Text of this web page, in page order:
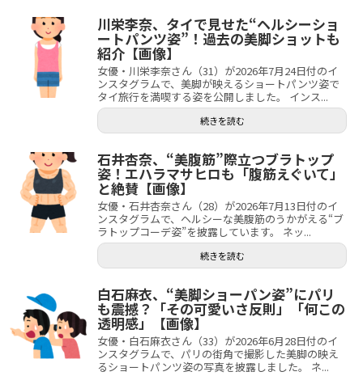
川栄李奈、タイで見せた“ヘルシーショ
ートパンツ姿”！過去の美脚ショットも
紹介【画像】
女優・川栄李奈さん（31）が2026年7月24日付のイ
ンスタグラムで、美脚が映えるショートパンツ姿で
タイ旅行を満喫する姿を公開しました。 インス...
続きを読む
石井杏奈、“美腹筋”際立つブラトップ
姿！エハラマサヒロも「腹筋えぐいて」
と絶賛【画像】
女優・石井杏奈さん（28）が2026年7月13日付のイ
ンスタグラムで、ヘルシーな美腹筋のうかがえる“ブ
ラトップコーデ姿”を披露しています。 ネッ...
続きを読む
白石麻衣、“美脚ショーパン姿”にパリ
も震撼？「その可愛いさ反則」「何この
透明感」【画像】
女優・白石麻衣さん（33）が2026年6月28日付のイ
ンスタグラムで、パリの街角で撮影した美脚の映え
るショートパンツ姿の写真を披露しました。 ネ...